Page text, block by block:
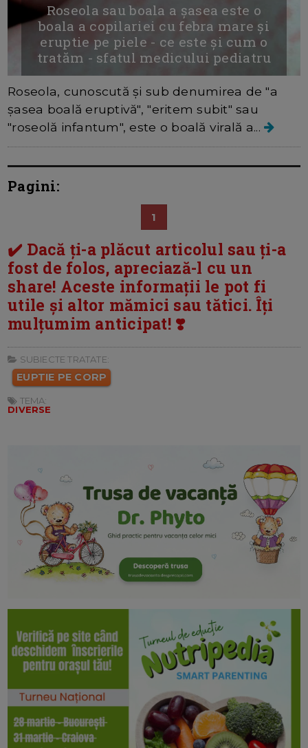
Roseola sau boala a șasea este o
boala a copilariei cu febra mare și
eruptie pe piele - ce este și cum o
tratăm - sfatul medicului pediatru
Roseola, cunoscută și sub denumirea de "a
șasea boală eruptivă", "eritem subit" sau
"roseolă infantum", este o boală virală a...
Pagini:
1
✔️ Dacă ți-a plăcut articolul sau ți-a
fost de folos, apreciază-l cu un
share! Aceste informații le pot fi
utile și altor mămici sau tătici. Îți
mulțumim anticipat! ❣️
SUBIECTE TRATATE:
EUPTIE PE CORP
TEMA:
DIVERSE